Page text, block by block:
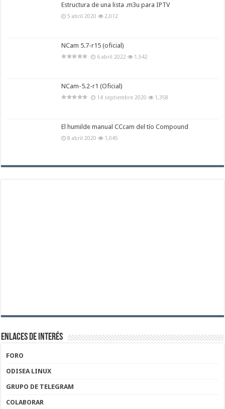
Estructura de una lista .m3u para IPTV
5 abril 2020 2,012
NCam 5.7-r15 (oficial)
6 abril 2022 1,542
NCam-5.2-r1 (Oficial)
14 septiembre 2020 1,358
El humilde manual CCcam del tío Compound
8 abril 2020 1,045
Enlaces de Interés
FORO
ODISEA LINUX
GRUPO DE TELEGRAM
COLABORAR